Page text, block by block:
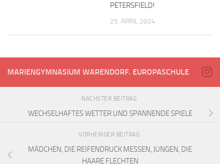
PETERSFIELD!
25. APRIL 2024
MARIENGYMNASIUM WARENDORF. EUROPASCHULE
NÄCHSTER BEITRAG
WECHSELHAFTES WETTER UND SPANNENDE SPIELE
VORHERIGER BEITRAG
MÄDCHEN, DIE REIFENDRUCK MESSEN, JUNGEN, DIE
HAARE FLECHTEN